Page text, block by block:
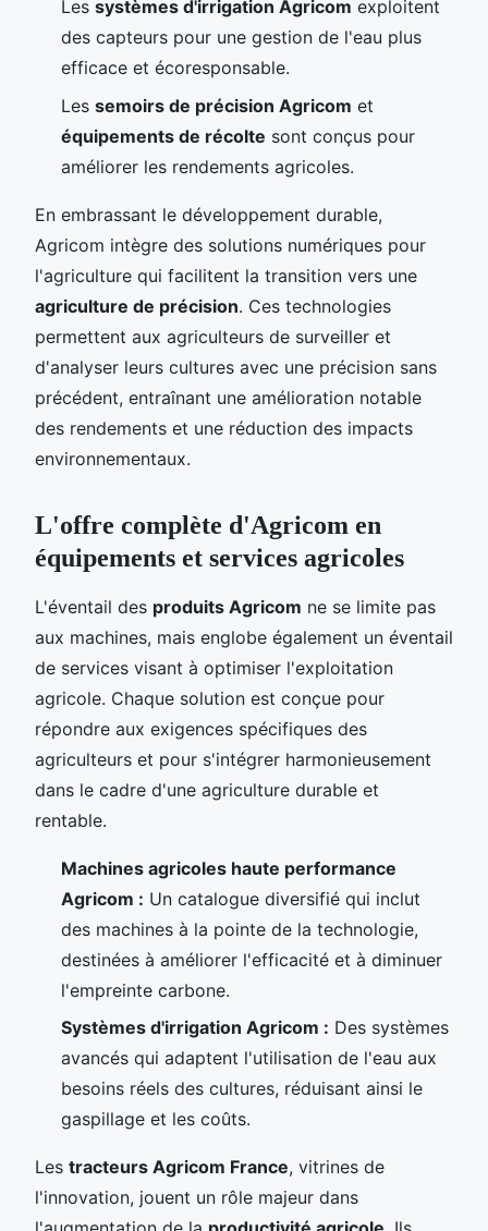
Les systèmes d'irrigation Agricom exploitent
des capteurs pour une gestion de l'eau plus
efficace et écoresponsable.
Les semoirs de précision Agricom et
équipements de récolte sont conçus pour
améliorer les rendements agricoles.
En embrassant le développement durable,
Agricom intègre des solutions numériques pour
l'agriculture qui facilitent la transition vers une
agriculture de précision. Ces technologies
permettent aux agriculteurs de surveiller et
d'analyser leurs cultures avec une précision sans
précédent, entraînant une amélioration notable
des rendements et une réduction des impacts
environnementaux.
L'offre complète d'Agricom en
équipements et services agricoles
L'éventail des produits Agricom ne se limite pas
aux machines, mais englobe également un éventail
de services visant à optimiser l'exploitation
agricole. Chaque solution est conçue pour
répondre aux exigences spécifiques des
agriculteurs et pour s'intégrer harmonieusement
dans le cadre d'une agriculture durable et
rentable.
Machines agricoles haute performance
Agricom : Un catalogue diversifié qui inclut
des machines à la pointe de la technologie,
destinées à améliorer l'efficacité et à diminuer
l'empreinte carbone.
Systèmes d'irrigation Agricom : Des systèmes
avancés qui adaptent l'utilisation de l'eau aux
besoins réels des cultures, réduisant ainsi le
gaspillage et les coûts.
Les tracteurs Agricom France, vitrines de
l'innovation, jouent un rôle majeur dans